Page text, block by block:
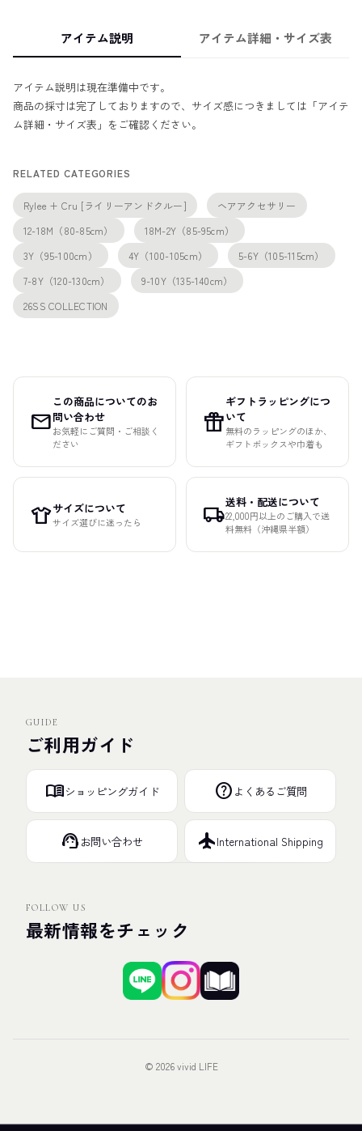
アイテム説明 アイテム詳細・サイズ表
アイテム説明は現在準備中です。
商品の採寸は完了しておりますので、サイズ感につきましては「アイテ
ム詳細・サイズ表」をご確認ください。
RELATED CATEGORIES
Rylee + Cru [ライリーアンドクルー]
ヘアアクセサリー
12-18M（80-85cm）
18M-2Y（85-95cm）
3Y（95-100cm）
4Y（100-105cm）
5-6Y（105-115cm）
7-8Y（120-130cm）
9-10Y（135-140cm）
26SS COLLECTION
mail
この商品についてのお
問い合わせ
お気軽にご質問・ご相談く
ださい
featured_seasonal_and_gifts
ギフトラッピングにつ
いて
無料のラッピングのほか、
ギフトボックスや巾着も
apparelサイズについて
サイズ選びに迷ったら local_shipping送料・配送について
22,000円以上のご購入で送
料無料（沖縄県半額）
GUIDE
ご利用ガイド
menu_bookショッピングガイド help よくあるご質問
support_agent お問い合わせ flightInternational Shipping
FOLLOW US
最新情報をチェック
© 2026 vivid LIFE